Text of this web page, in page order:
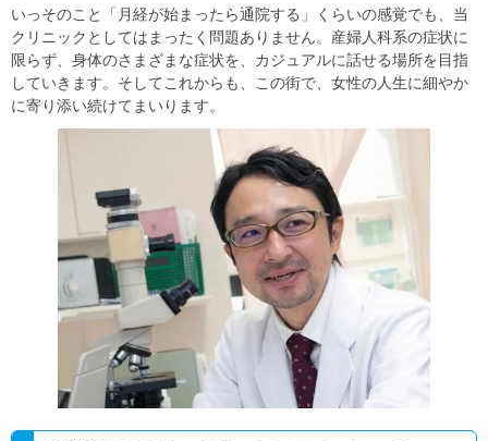
いっそのこと「月経が始まったら通院する」くらいの感覚でも、当
クリニックとしてはまったく問題ありません。産婦人科系の症状に
限らず、身体のさまざまな症状を、カジュアルに話せる場所を目指
していきます。そしてこれからも、この街で、女性の人生に細やか
に寄り添い続けてまいります。